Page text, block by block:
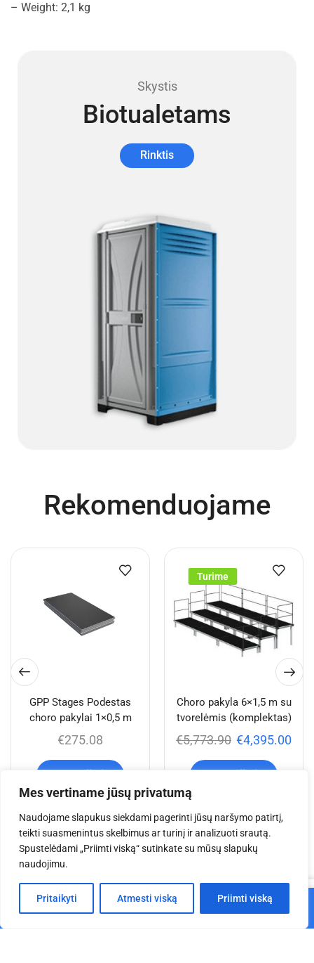
Mes vertiname jūsų privatumą
Naudojame slapukus siekdami pagerinti jūsų naršymo patirtį,
teikti suasmenintus skelbimus ar turinį ir analizuoti srautą.
Spustelėdami „Priimti viską“ sutinkate su mūsų slapukų
naudojimu.
Pritaikyti Atmesti viską Priimti viską
– Weight: 2,1 kg
Skystis
Biotualetams
Rinktis
Rekomenduojame
GPP Stages Podestas
choro pakylai 1×0,5 m
€275.08
Turime
Choro pakyla 6×1,5 m su
tvorelėmis (komplektas)
€5,773.90 €4,395.00
Jums taip pat gali
patiktiĮ krepšelį
Pagrindinis Parduotuvė Krepšelis Paskyra